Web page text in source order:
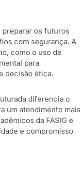
preparar os futuros
com segurança. A
como o uso de
para
decisão ética.
diferencia o
um atendimento mais
da FASIG e
e compromisso